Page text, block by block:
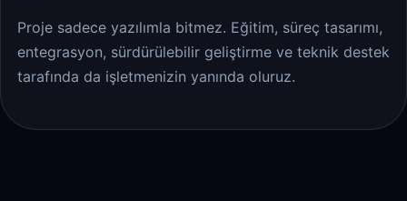
Proje sadece yazılımla bitmez. Eğitim, süreç tasarımı,
entegrasyon, sürdürülebilir geliştirme ve teknik destek
tarafında da işletmenizin yanında oluruz.